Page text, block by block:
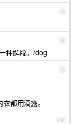
7
8
种解脱。/dog
9
都用滴露。
10